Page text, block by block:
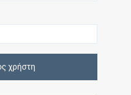
χρήστη